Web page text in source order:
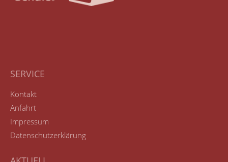
SERVICE
Kontakt
Anfahrt
Impressum
Datenschutzerklärung